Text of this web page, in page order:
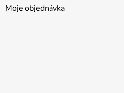
Moje objednávka